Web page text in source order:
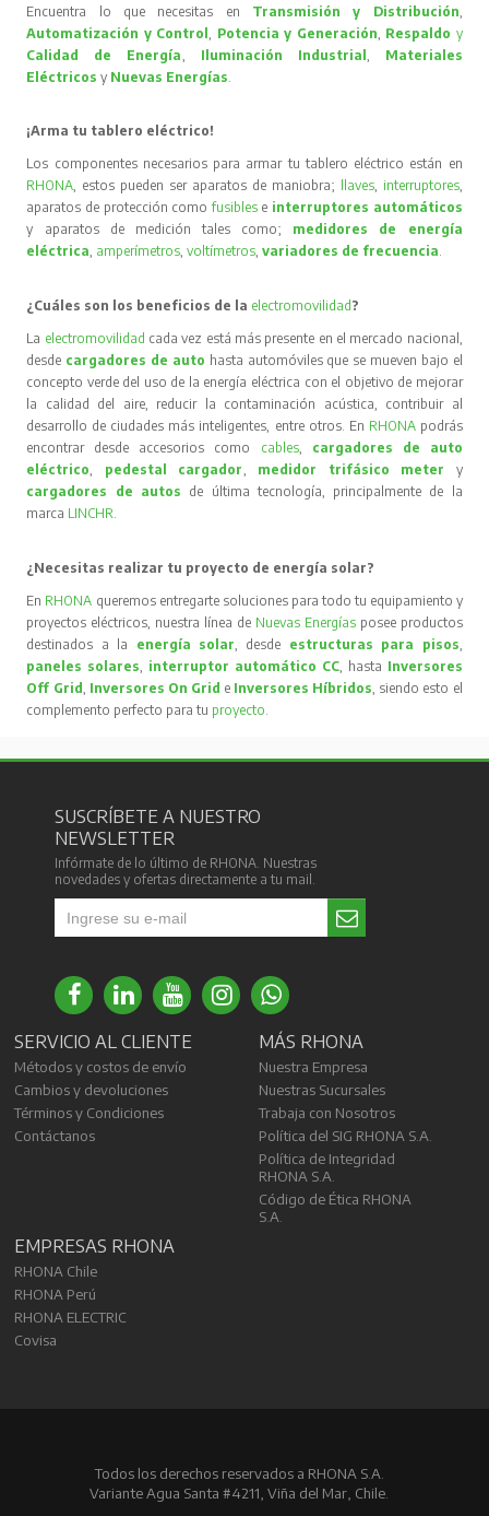
Encuentra lo que necesitas en Transmisión y Distribución,
Automatización y Control, Potencia y Generación, Respaldo y
Calidad de Energía, Iluminación Industrial , Materiales
Eléctricos y Nuevas Energías.
¡Arma tu tablero eléctrico!
Los componentes necesarios para armar tu tablero eléctrico están en
RHONA , estos pueden ser aparatos de maniobra; llaves, interruptores,
aparatos de protección comofusibles e interruptores automáticos
y aparatos de medición tales como; medidores de energía
eléctrica amperímetros ,voltímetros ,variadores de frecuencia
¿Cuáles son los beneficios de la electromovilidad ?
La electromovilidad cada vez está más presente en el mercado nacional,
desde cargadores de auto hasta automóviles que se mueven bajo el
concepto verde del uso de la energía eléctrica con el objetivo de mejorar
la calidad del aire, reducir la contaminación acústica, contribuir al
desarrollo de ciudades más inteligentes, entre otros. En RHONA podrás
encontrar desde accesorios como cables, cargadores de auto
eléctrico
pedestal cargador medidor trifásico meter
y
cargadores de autos de última tecnología, principalmente de la
marca LINCHR
¿Necesitas realizar tu proyecto de energía solar?
En RHONA queremos entregarte soluciones para todo tu equipamiento y
proyectos eléctricos, nuestra línea de Nuevas Energíasposee productos
destinados a la energía solar , desde estructuras para pisos
paneles solares
interruptor automático CC, hasta Inversores
Off Grid
Inversores On Grid e Inversores Híbridos , siendo esto el
complemento perfecto para tu proyecto
SUSCRÍBETE A NUESTRO
NEWSLETTER
Infórmate de lo último de RHONA. Nuestras
novedades y ofertas directamente a tu mail.
SERVICIO AL CLIENTE
Métodos y costos de envío
Cambios y devoluciones
Términos y Condiciones
Contáctanos
MÁS RHONA
Nuestra Empresa
Nuestras Sucursales
Trabaja con Nosotros
Política del SIG RHONA S.A.
Política de Integridad
RHONA S.A.
Código de Ética RHONA
S.A.
EMPRESAS RHONA
RHONA Chile
RHONA Perú
RHONA ELECTRIC
Covisa
Todos los derechos reservados a RHONA S.A.
Variante Agua Santa #4211, Viña del Mar, Chile.